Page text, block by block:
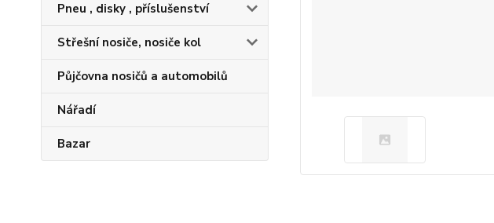
Pneu , disky , příslušenství
Střešní nosiče, nosiče kol
Půjčovna nosičů a automobilů
Nářadí
Bazar